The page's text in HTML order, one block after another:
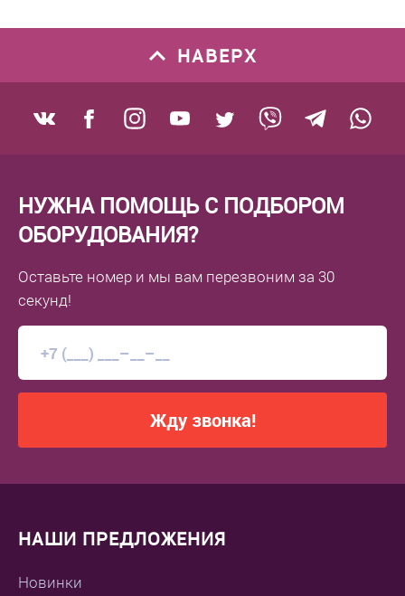
НАВЕРХ
НУЖНА ПОМОЩЬ С ПОДБОРОМ
ОБОРУДОВАНИЯ?
Оставьте номер и мы вам перезвоним за 30
секунд!
Жду звонка!
НАШИ ПРЕДЛОЖЕНИЯ
Новинки